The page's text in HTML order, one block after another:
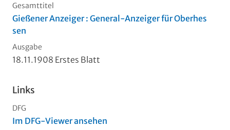
Gesamttitel
Gießener Anzeiger : General-Anzeiger für Oberhes
sen
Ausgabe
18.11.1908 Erstes Blatt
Links
DFG
Im DFG-Viewer ansehen